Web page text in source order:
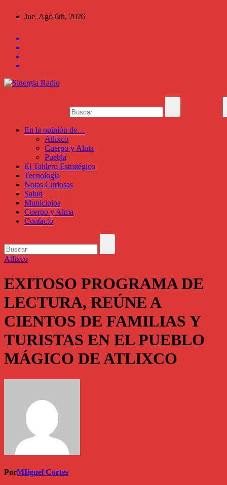
Jue. Ago 6th, 2026
En la opinión de…
Atlixco
Cuerpo y Alma
Puebla
El Tablero Estratégico
Tecnología
Notas Curiosas
Salud
Municipios
Cuerpo y Alma
Contacto
Atlixco
EXITOSO PROGRAMA DE
LECTURA, REÚNE A
CIENTOS DE FAMILIAS Y
TURISTAS EN EL PUEBLO
MÁGICO DE ATLIXCO
PorMIiguel Cortes